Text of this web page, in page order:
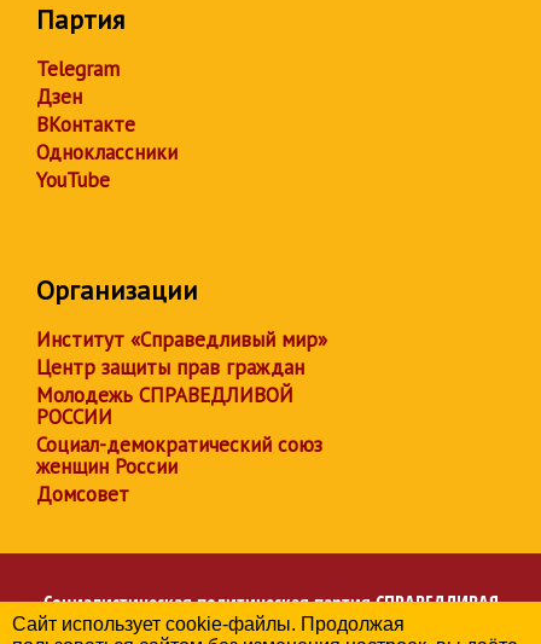
Партия
Telegram
Дзен
ВКонтакте
Одноклассники
YouTube
Организации
Институт «Справедливый мир»
Центр защиты прав граждан
Молодежь СПРАВЕДЛИВОЙ
РОССИИ
Социал-демократический союз
женщин России
Домсовет
Социалистическая политическая партияСПРАВЕДЛИВАЯ
РОССИЯ
Сайт использует cookie-файлы. Продолжая